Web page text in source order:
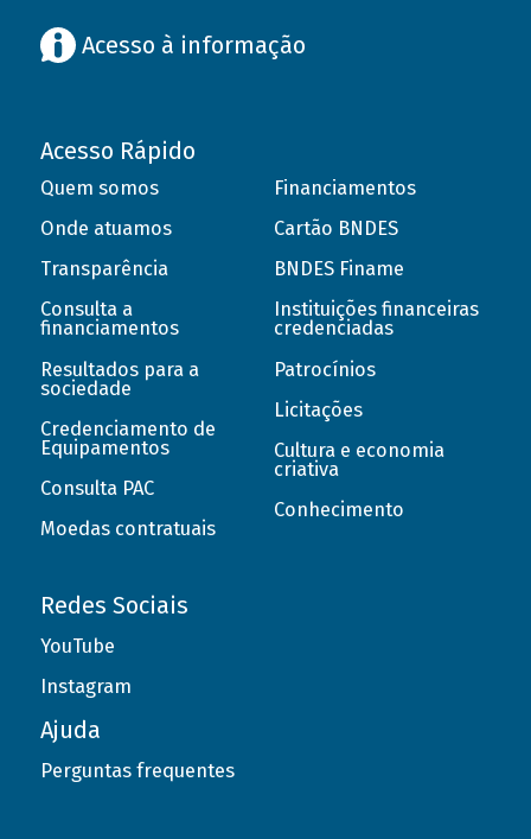
Acesso à informação
Acesso Rápido
Quem somos
Onde atuamos
Transparência
Consulta a
financiamentos
Resultados para a
sociedade
Credenciamento de
Equipamentos
Consulta PAC
Moedas contratuais
Financiamentos
Cartão BNDES
BNDES Finame
Instituições financeiras
credenciadas
Patrocínios
Licitações
Cultura e economia
criativa
Conhecimento
Redes Sociais
YouTube
Instagram
Ajuda
Perguntas frequentes